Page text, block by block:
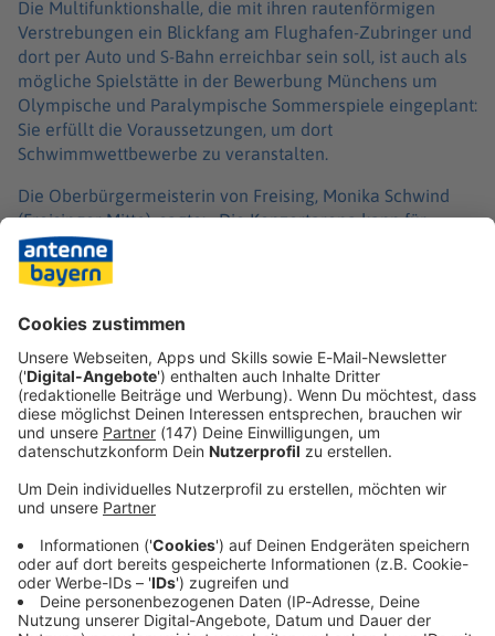
Die Multifunktionshalle, die mit ihren rautenförmigen
Verstrebungen ein Blickfang am Flughafen-Zubringer und
dort per Auto und S-Bahn erreichbar sein soll, ist auch als
mögliche Spielstätte in der Bewerbung Münchens um
Olympische und Paralympische Sommerspiele eingeplant:
Sie erfüllt die Voraussetzungen, um dort
Schwimmwettbewerbe zu veranstalten.
Die Oberbürgermeisterin von Freising, Monika Schwind
(Freisinger Mitte),sagte: «Die Konzertarena kann für
unsere Stadt und die Region ein wichtiger kultureller und
wirtschaftlicher Impuls werden.» Gerade in wirtschaftlich
schwierigen Zeiten seien solche Projekte «ein Lichtblick -
wenn sie sorgfältig geplant, transparent begleitet und